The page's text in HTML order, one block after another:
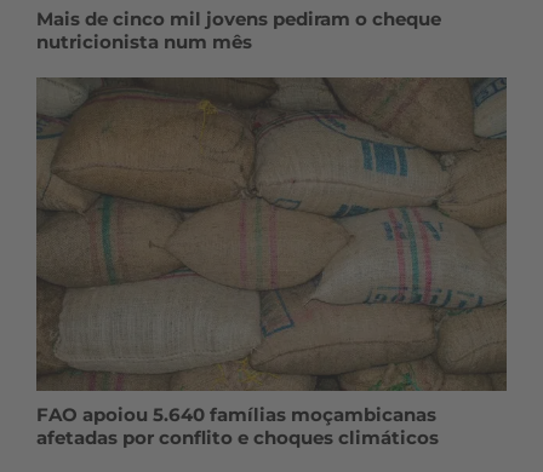
Mais de cinco mil jovens pediram o cheque
nutricionista num mês
FAO apoiou 5.640 famílias moçambicanas
afetadas por conflito e choques climáticos